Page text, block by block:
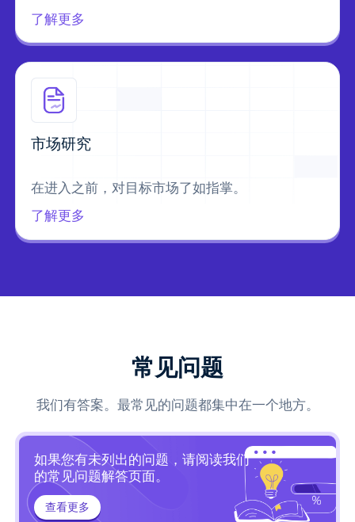
了解更多
市场研究
在进入之前，对目标市场了如指掌。
了解更多
常见问题
我们有答案。最常见的问题都集中在一个地方。
如果您有未列出的问题，请阅读我们
的常见问题解答页面。
查看更多